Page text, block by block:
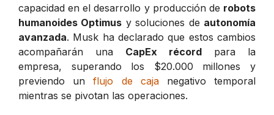
capacidad en el desarrollo y producción de robots
humanoides Optimus y soluciones de autonomía
avanzada. Musk ha declarado que estos cambios
acompañarán una CapEx récord para la
empresa, superando los $20.000 millones y
previendo unflujo de cajanegativo temporal
mientras se pivotan las operaciones.